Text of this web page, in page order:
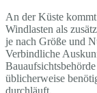
An der Küste
Windlasten als
je nach Größe und
Verbindliche
üblicherweise
durchläuft.